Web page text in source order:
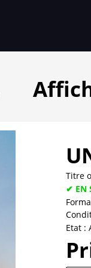
Titre
✔ EN
Etat :